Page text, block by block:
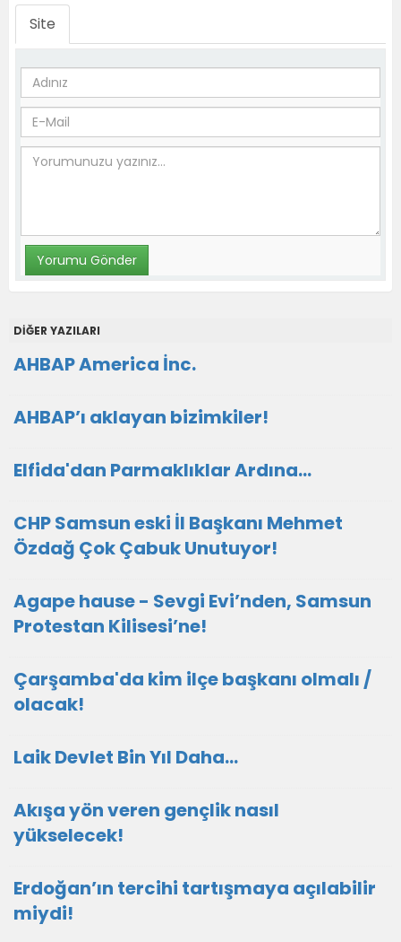
Site
DİĞER YAZILARI
AHBAP America İnc.
AHBAP’ı aklayan bizimkiler!
Elfida'dan Parmaklıklar Ardına…
CHP Samsun eski İl Başkanı Mehmet
Özdağ Çok Çabuk Unutuyor!
Agape hause - Sevgi Evi’nden, Samsun
Protestan Kilisesi’ne!
Çarşamba'da kim ilçe başkanı olmalı /
olacak!
Laik Devlet Bin Yıl Daha…
Akışa yön veren gençlik nasıl
yükselecek!
Erdoğan’ın tercihi tartışmaya açılabilir
miydi!